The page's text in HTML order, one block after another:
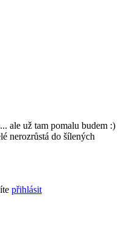
ale už tam pomalu budem :)
nerozrůstá do šílených
přihlásit